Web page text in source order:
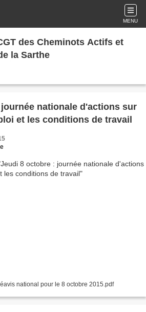
MENU
des Cheminots Actifs et
la Sarthe
nationale d'actions sur
et les conditions de travail
national pour le 8 octobre 2015.pdf